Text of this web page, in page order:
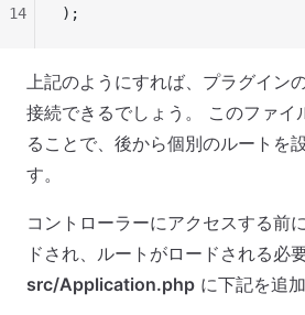
);
14
上記のようにすれば、プラグイン
接続できるでしょう。 このファイ
ることで、後から個別のルートを
す。
コントローラーにアクセスする前
ドされ、ルートがロードされる必
src/Application.php に下記を追